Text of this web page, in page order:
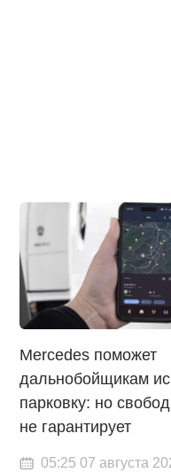
Mercedes поможет
дальнобойщикам
парковку: но
не гарантирует
05:25 07 августа